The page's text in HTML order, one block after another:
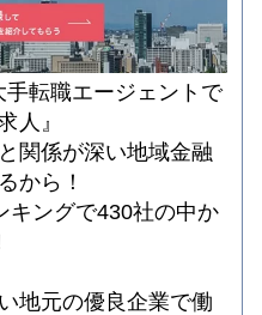
転職エージェントで
人』
関係が深い地域⾦融
から！
キングで430社の中か
地元の優良企業で働